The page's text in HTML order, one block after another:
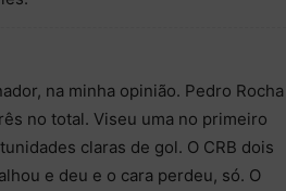
na minha opinião. Pedro Rocha
no total. Viseu uma no primeiro
claras de gol. O CRB dois
e deu e o cara perdeu, só. O